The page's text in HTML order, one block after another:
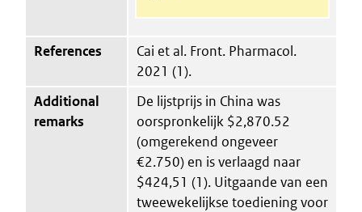
References
Cai et al. Front. Pharmacol.
2021 (1).
Additional
remarks
De lijstprijs in China was
oorspronkelijk $2,870.52
(omgerekend ongeveer
€2.750) en is verlaagd naar
$424,51 (1). Uitgaande van een
tweewekelijkse toediening voor